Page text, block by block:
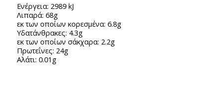
Ενέργεια: 2989 kJ
Λιπαρά: 68g
εκ των οποίων κορεσμένα: 6.8g
Υδατάνθρακες: 4.3g
εκ των οποίων σάκχαρα: 2.2g
Πρωτεΐνες: 24g
Αλάτι: 0.01g